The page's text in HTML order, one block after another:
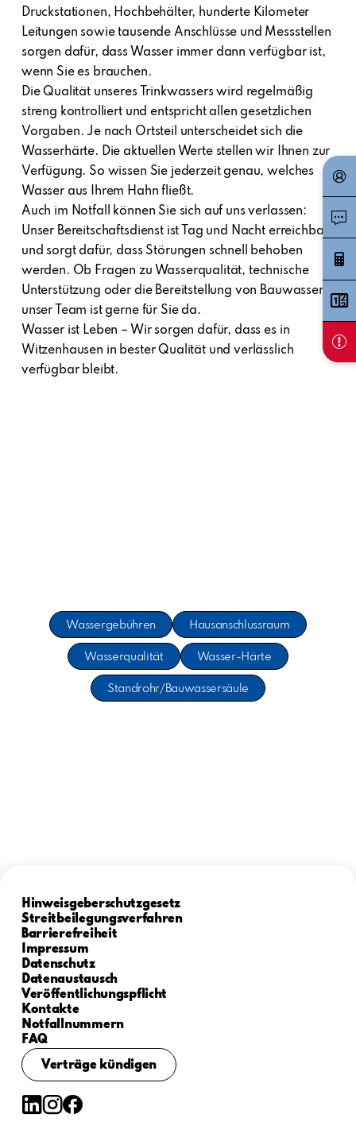
Druckstationen, Hochbehälter, hunderte Kilometer
Leitungen sowie tausende Anschlüsse und Messstellen
sorgen dafür, dass Wasser immer dann verfügbar ist,
wenn Sie es brauchen.
Die Qualität unseres Trinkwassers wird regelmäßig
streng kontrolliert und entspricht allen gesetzlichen
Vorgaben. Je nach Ortsteil unterscheidet sich die
Wasserhärte. Die aktuellen Werte stellen wir Ihnen zur
Verfügung. So wissen Sie jederzeit genau, welches
Wasser aus Ihrem Hahn fließt.
Auch im Notfall können Sie sich auf uns verlassen:
Unser Bereitschaftsdienst ist Tag und Nacht erreichbar
und sorgt dafür, dass Störungen schnell behoben
werden. Ob Fragen zu Wasserqualität, technische
Unterstützung oder die Bereitstellung von Bauwasser
unser Team ist gerne für Sie da.
Wasser ist Leben – Wir sorgen dafür, dass es in
Witzenhausen in bester Qualität und verlässlich
verfügbar bleibt.
Wassergebühren Hausanschlussraum
Wasserqualität Wasser-Härte
Standrohr/Bauwassersäule
Kontakte
Notfallnummern
FAQ
Verträge kündigen
Hinweisgeberschutzgesetz
Streitbeilegungsverfahren
Barrierefreiheit
Impressum
Datenschutz
Datenaustausch
Veröffentlichungspflicht